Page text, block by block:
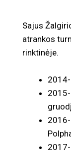
Sajus
atrankos
rinktinėje.